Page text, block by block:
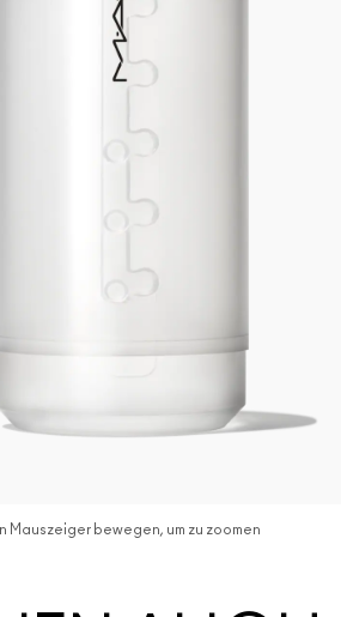
Mauszeiger bewegen, um zu zoomen